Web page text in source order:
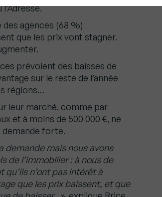
agences (68 %)
que les prix vont stagner.
prévoient des baisses de
sur le reste de l’année
régions…
leur marché, comme par
et à moins de 500 000 €, ne
demande forte.
demande mais nous avons
de l’immobilier : à nous de
n’ont pas intérêt à
que les prix baissent, et que